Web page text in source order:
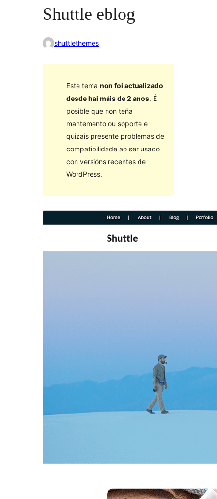
Shuttle eblog
shuttlethemes
Este tema non foi actualizado
desde hai máis de 2 anos. É
posible que non teña
mantemento ou soporte e
quizais presente problemas de
compatibilidade ao ser usado
con versións recentes de
WordPress.